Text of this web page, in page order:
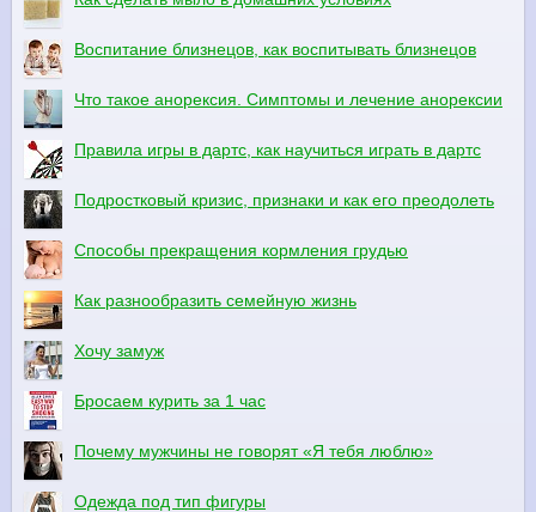
Воспитание близнецов, как воспитывать близнецов
Что такое анорексия. Симптомы и лечение анорексии
Правила игры в дартс, как научиться играть в дартс
Подростковый кризис, признаки и как его преодолеть
Способы прекращения кормления грудью
Как разнообразить семейную жизнь
Хочу замуж
Бросаем курить за 1 час
Почему мужчины не говорят «Я тебя люблю»
Одежда под тип фигуры